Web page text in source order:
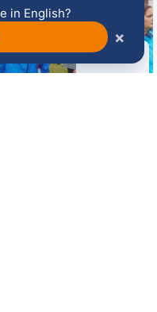
in English?
×